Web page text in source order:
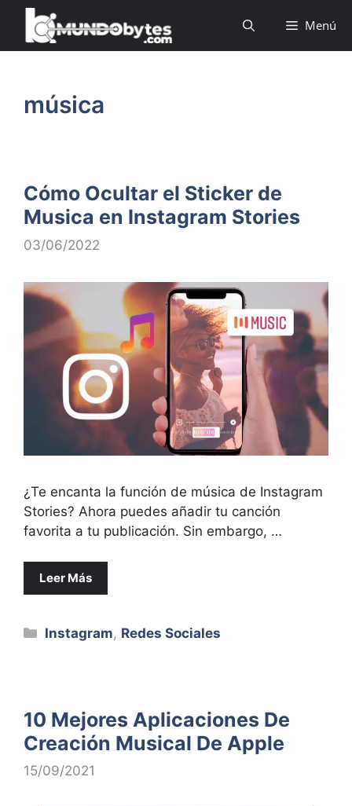
Saltar
contenido
Menú
música
Cómo Ocultar el Sticker de
Musica en Instagram Stories
03/06/2022
¿Te encanta la función de música de Instagram
Stories? Ahora puedes añadir tu canción
favorita a tu publicación. Sin embargo, …
Leer Más
Categorías
Instagram, Redes Sociales
10 Mejores Aplicaciones De
Creación Musical De Apple
15/09/2021